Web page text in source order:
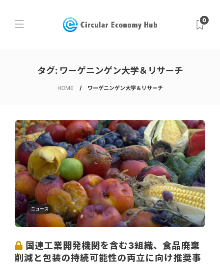
0
タグ: ワーゲニンゲン大学＆リサーチ
HOME ワーゲニンゲン大学＆リサーチ
ニュース
国連工業開発機関を含む3組織、食品廃棄
削減と包装の持続可能性の両立に向け推奨事